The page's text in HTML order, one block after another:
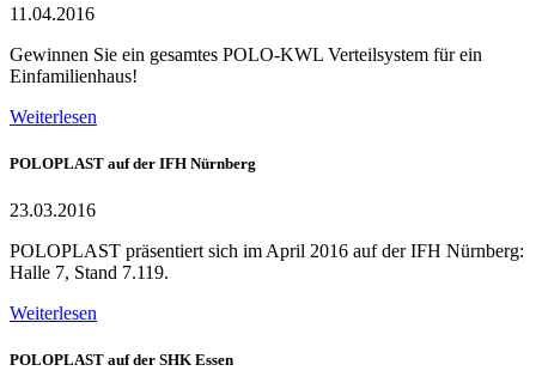
11.04.2016
Gewinnen Sie ein gesamtes POLO-KWL Verteilsystem für ein
Einfamilienhaus!
Weiterlesen
POLOPLAST auf der IFH Nürnberg
23.03.2016
POLOPLAST präsentiert sich im April 2016 auf der IFH Nürnberg:
Halle 7, Stand 7.119.
Weiterlesen
POLOPLAST auf der SHK Essen